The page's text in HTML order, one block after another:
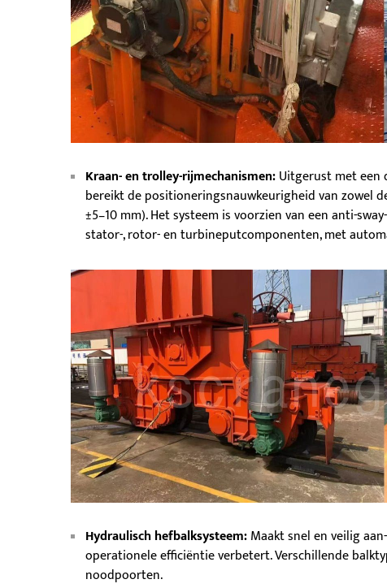
Kraan- en trolley-rijmechanismen:Uitgerust met een
bereikt de positioneringsnauwkeurigheid van zowel
±5–10 mm). Het systeem is voorzien van een anti-
stator-, rotor- en turbineputcomponenten, met
Hydraulisch hefbalksysteem:Maakt snel en veilig
operationele efficiëntie verbetert. Verschillende
noodpoorten.